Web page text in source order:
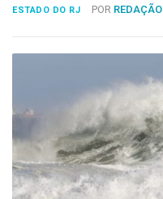
CONOSCO
Desenvolvido
Hesea
Tecnologia
Sistemas
ESTADO DO RJ POR REDAÇÃO